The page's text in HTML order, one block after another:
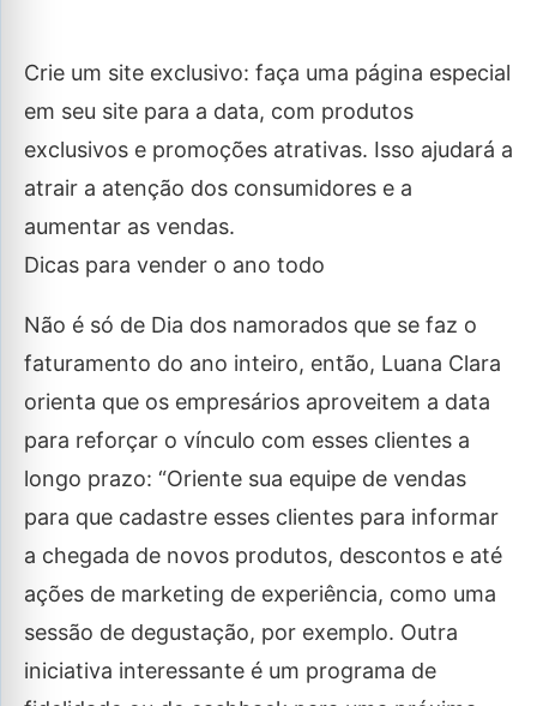
Crie um site exclusivo: faça uma página especial
em seu site para a data, com produtos
exclusivos e promoções atrativas. Isso ajudará a
atrair a atenção dos consumidores e a
aumentar as vendas.
Dicas para vender o ano todo
Não é só de Dia dos namorados que se faz o
faturamento do ano inteiro, então, Luana Clara
orienta que os empresários aproveitem a data
para reforçar o vínculo com esses clientes a
longo prazo: “Oriente sua equipe de vendas
para que cadastre esses clientes para informar
a chegada de novos produtos, descontos e até
ações de marketing de experiência, como uma
sessão de degustação, por exemplo. Outra
iniciativa interessante é um programa de